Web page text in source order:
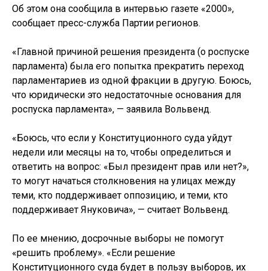
Об этом она сообщила в интервью газете «2000»,
сообщает пресс-служба Партии регионов.
«Главной причиной решения президента (о роспуске
парламента) была его попытка прекратить переход
парламентариев из одной фракции в другую. Боюсь,
что юридически это недостаточные основания для
роспуска парламента», — заявила Вольвенд.
«Боюсь, что если у Конституционного суда уйдут
недели или месяцы на то, чтобы определиться и
ответить на вопрос: «Был президент прав или нет?»,
то могут начаться столкновения на улицах между
теми, кто поддерживает оппозицию, и теми, кто
поддерживает Януковича», — считает Вольвенд.
По ее мнению, досрочные выборы не помогут
«решить проблему». «Если решение
Конституционного суда будет в пользу выборов, их